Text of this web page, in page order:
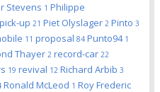
Stevens 1 Philippe
pick-up 21 Piet Olyslager 2 Pinto 3
11 proposal 84 Punto94 1
Thayer 2 record-car 22
19 revival 12 Richard Arbib 3
Ronald McLeod 1 Roy Frederic